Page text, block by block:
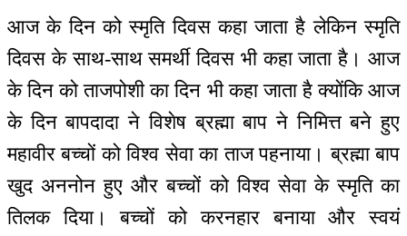
आज के दिन को स्मृति दिवस कहा जाता है लेकिन स्मृति
दिवस के साथ-साथ समर्थी दिवस भी कहा जाता है। आज
के दिन को ताजपोशी का दिन भी कहा जाता है क्योंकि आज
के दिन बापदादा ने विशेष ब्रह्मा बाप ने निमित्त बने हुए
महावीर बच्चों को विश्व सेवा का ताज पहनाया। ब्रह्मा बाप
खुद अननोन हुए और बच्चों को विश्व सेवा के स्मृति का
तिलक दिया। बच्चों को करनहार बनाया और स्वयं